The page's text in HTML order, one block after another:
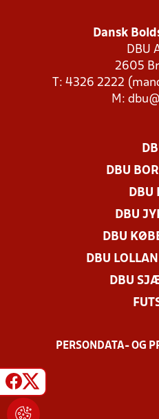
Dansk
DBU
2605
T: 4326 2222
M:
DBU
DBU
DBU
DBU
DBU
DBU
PERSONDATA- OG